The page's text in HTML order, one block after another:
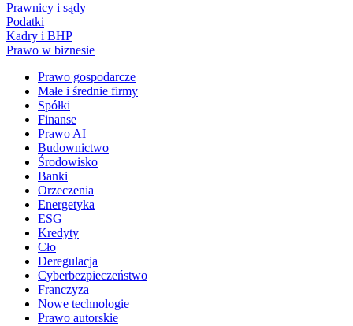
Prawnicy i sądy
Podatki
Kadry i BHP
Prawo w biznesie
Prawo gospodarcze
Małe i średnie firmy
Spółki
Finanse
Prawo AI
Budownictwo
Środowisko
Banki
Orzeczenia
Energetyka
ESG
Kredyty
Cło
Deregulacja
Cyberbezpieczeństwo
Franczyza
Nowe technologie
Prawo autorskie